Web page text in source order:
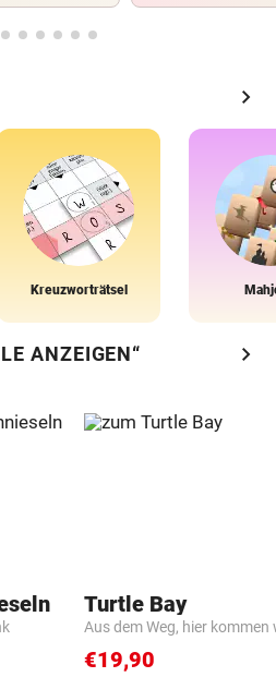
chevron_right
Kreuzworträtsel
ANZEIGEN“ chevron_right
Turtle Bay
Aus dem Weg, hier kommen
€19,90